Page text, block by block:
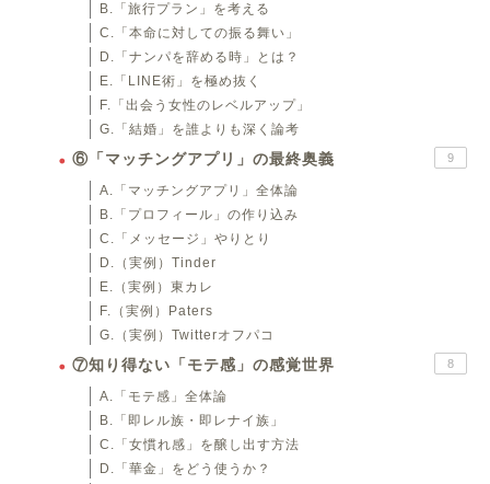
B.「旅行プラン」を考える
C.「本命に対しての振る舞い」
D.「ナンパを辞める時」とは？
E.「LINE術」を極め抜く
F.「出会う女性のレベルアップ」
G.「結婚」を誰よりも深く論考
⑥「マッチングアプリ」の最終奥義 9
A.「マッチングアプリ」全体論
B.「プロフィール」の作り込み
C.「メッセージ」やりとり
D.（実例）Tinder
E.（実例）東カレ
F.（実例）Paters
G.（実例）Twitterオフパコ
⑦知り得ない「モテ感」の感覚世界 8
A.「モテ感」全体論
B.「即レル族・即レナイ族」
C.「女慣れ感」を醸し出す方法
D.「華金」をどう使うか？